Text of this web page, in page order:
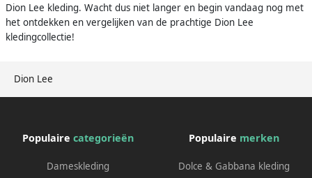
Dion Lee
Dion Lee kleding. Wacht dus niet langer en begin vandaag nog met
het ontdekken en vergelijken van de prachtige Dion Lee
kledingcollectie!
Populaire categorieën
Dameskleding
Populaire merken
Dolce & Gabbana kleding